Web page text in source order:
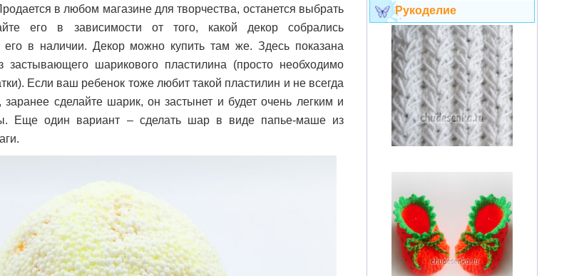
в любом магазине для творчества, останется выбрать
его в зависимости от того, какой декор собрались
его в наличии. Декор можно купить там же. Здесь показана
застывающего шарикового пластилина (просто необходимо
Если ваш ребенок тоже любит такой пластилин и не всегда
заранее сделайте шарик, он застынет и будет очень легким и
Еще один вариант – сделать шар в виде папье-маше из
Рукоделие